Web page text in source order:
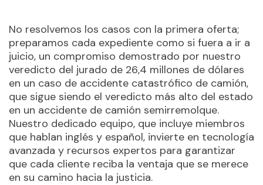
No resolvemos los casos con la primera oferta;
preparamos cada expediente como si fuera a ir a
juicio, un compromiso demostrado por nuestro
veredicto del jurado de 26,4 millones de dólares
en un caso de accidente catastrófico de camión,
que sigue siendo el veredicto más alto del estado
en un accidente de camión semirremolque.
Nuestro dedicado equipo, que incluye miembros
que hablan inglés y español, invierte en tecnología
avanzada y recursos expertos para garantizar
que cada cliente reciba la ventaja que se merece
en su camino hacia la justicia.